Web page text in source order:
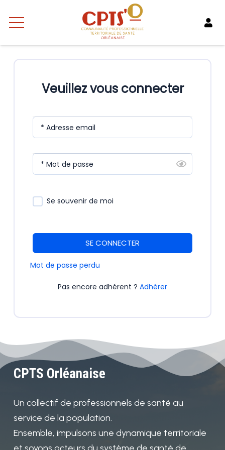
Veuillez vous connecter
* Adresse email
* Mot de passe
Se souvenir de moi
SE CONNECTER
Mot de passe perdu
Pas encore adhérent ? Adhérer
CPTS Orléanaise
Un collectif de professionnels de santé au
service de la population.
Ensemble, impulsons une dynamique territoriale